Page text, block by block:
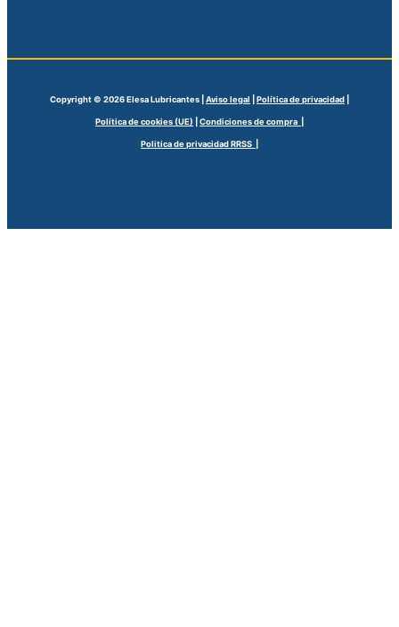
Copyright © 2026 Elesa Lubricantes | Aviso legal Política de privacidad
Política de cookies (UE) Condiciones de compra |
Politica de privacidad RRSS |